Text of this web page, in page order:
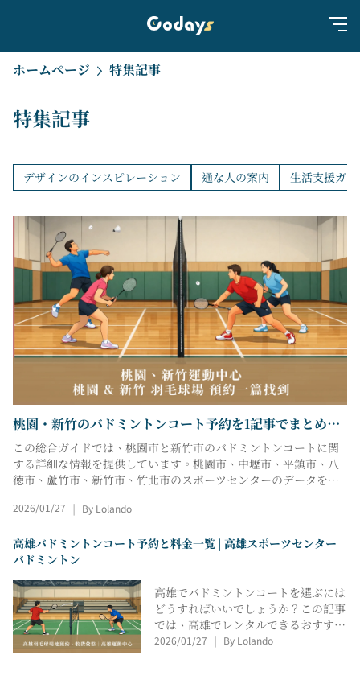
ホームページ 特集記事
特集記事
デザインのインスピレーション 通な人の案内 生活支援ガイ
桃園・新竹のバドミントンコート予約を1記事でまとめて
検索 | 桃園・新竹スポーツセンター
この総合ガイドでは、桃園市と新竹市のバドミントンコートに関
する詳細な情報を提供しています。桃園市、中壢市、平鎮市、八
徳市、蘆竹市、新竹市、竹北市のスポーツセンターのデータをま
ク時の料金、予約リンクを明記しています。仕事帰りの練習用に
る場合でも、選択肢を素早く比較して、間違いなく予約できま
す。
2026/01/27 By Lolando
高雄バドミントンコート予約と料金一覧 | 高雄スポーツセンター
バドミントン
高雄でバドミントンコートを選ぶには
どうすればいいでしょうか？この記事
では、高雄でレンタルできるおすすめ
のバドミントンコートをリストアップ
2026/01/27 By Lolando